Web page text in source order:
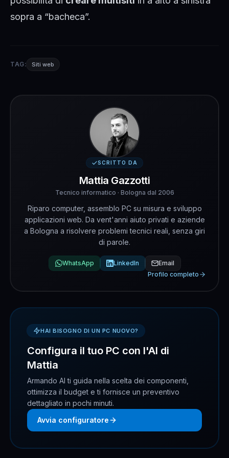
sopra a “bacheca”.
TAG: Siti web
SCRITTO DA
Mattia Gazzotti
Tecnico informatico · Bologna dal 2006
Riparo computer, assemblo PC su misura e sviluppo
applicazioni web. Da vent'anni aiuto privati e aziende
a Bologna a risolvere problemi tecnici reali, senza giri
di parole.
WhatsApp LinkedIn
Email
Profilo completo
HAI BISOGNO DI UN PC NUOVO?
Configura il tuo PC con l'AI di
Mattia
Armando AI ti guida nella scelta dei componenti,
ottimizza il budget e ti fornisce un preventivo
dettagliato in pochi minuti.
Avvia configuratore